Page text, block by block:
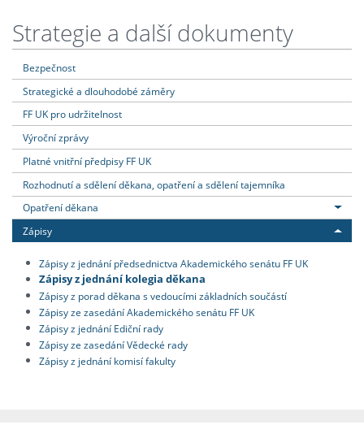
Strategie a další dokumenty
Bezpečnost
Strategické a dlouhodobé záměry
FF UK pro udržitelnost
Výroční zprávy
Platné vnitřní předpisy FF UK
Rozhodnutí a sdělení děkana, opatření a sdělení tajemníka
Opatření děkana
Zápisy
Zápisy z jednání předsednictva Akademického senátu FF UK
Zápisy z jednání kolegia děkana
Zápisy z porad děkana s vedoucími základních součástí
Zápisy ze zasedání Akademického senátu FF UK
Zápisy z jednání Ediční rady
Zápisy ze zasedání Vědecké rady
Zápisy z jednání komisí fakulty